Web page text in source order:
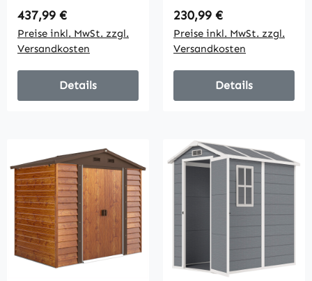
verschließbare
Türen,
Lüftungsöffnungen,
Fenster, Holzoptik,
Kunststoff, Grau
Regulärer Preis:
437,99 €
Preise inkl. MwSt. zzgl.
Versandkosten
Details
Lüftungsöffnungen,
Schiebetür,
wasserdichter Stahl,
wetterfest,
Dunkelgrau
Regulärer Preis:
230,99 €
Preise inkl. MwSt. zzgl.
Versandkosten
Details